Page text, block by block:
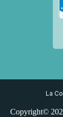
La
Copyright©